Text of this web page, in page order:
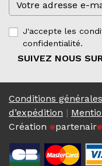
J'accepte les
confidentialité.
SUIVEZ NOUS
Conditions
d’expédition |
Création epartenaire